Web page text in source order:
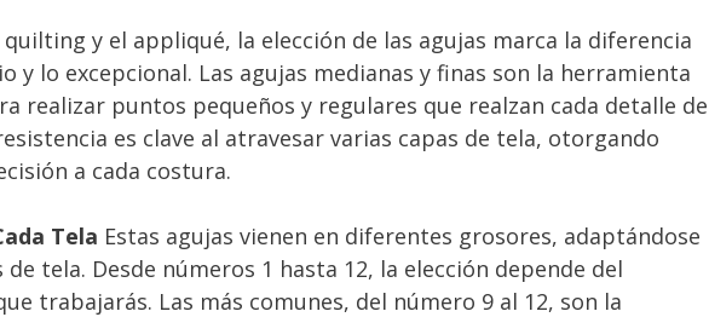
quilting y el appliqué, la elección de las agujas marca la diferencia
y lo excepcional. Las agujas medianas y finas son la herramienta
realizar puntos pequeños y regulares que realzan cada detalle de
es clave al atravesar varias capas de tela, otorgando
a cada costura.
Tela Estas agujas vienen en diferentes grosores, adaptándose
tela. Desde números 1 hasta 12, la elección depende del
trabajarás. Las más comunes, del número 9 al 12, son la